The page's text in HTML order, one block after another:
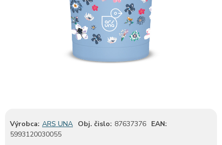
Výrobca: ARS UNA Obj. čislo: 87637376 EAN:
5993120030055